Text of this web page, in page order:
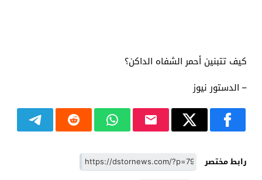
كيف تتبنين أحمر الشفاه الداكن؟
– الدستور نيوز
رابط مختصر